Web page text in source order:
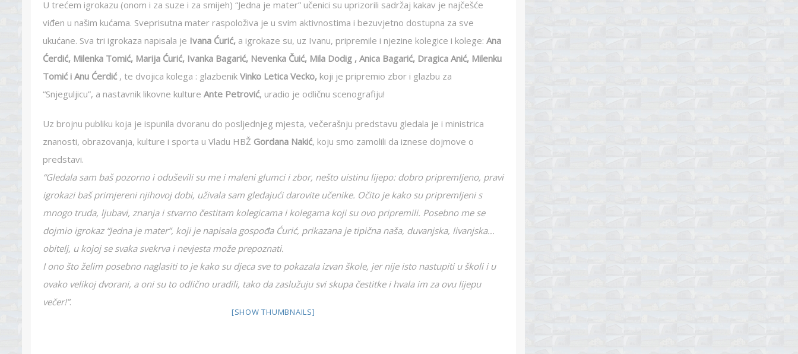
U trećem igrokazu (onom i za suze i za smijeh) “Jedna je mater” učenici su uprizorili sadržaj kakav je najčešće
viđen u našim kućama. Sveprisutna mater raspoloživa je u svim aktivnostima i bezuvjetno dostupna za sve
ukućane. Sva tri igrokaza napisala je Ivana Ćurić, a igrokaze su, uz Ivanu, pripremile i njezine kolegice i kolege: Ana
Ćerdić, Milenka Tomić, Marija Ćurić, Ivanka Bagarić, Nevenka Čuić, Mila Dodig , Anica Bagarić, Dragica Anić, Milenku
Tomić i Anu Ćerdić , te dvojica kolega : glazbenik Vinko Letica Vecko, koji je pripremio zbor i glazbu za
“Snjeguljicu”, a nastavnik likovne kulture Ante Petrović, uradio je odličnu scenografiju!
Uz brojnu publiku koja je ispunila dvoranu do posljednjeg mjesta, večerašnju predstavu gledala je i ministrica
znanosti, obrazovanja, kulture i sporta u Vladu HBŽ Gordana Nakić, koju smo zamolili da iznese dojmove o
predstavi.
“Gledala sam baš pozorno i oduševili su me i maleni glumci i zbor, nešto uistinu lijepo: dobro pripremljeno, pravi
igrokazi baš primjereni njihovoj dobi, uživala sam gledajući darovite učenike. Očito je kako su pripremljeni s
mnogo truda, ljubavi, znanja i stvarno čestitam kolegicama i kolegama koji su ovo pripremili. Posebno me se
dojmio igrokaz “Jedna je mater”, koji je napisala gospođa Ćurić, prikazana je tipična naša, duvanjska, livanjska…
obitelj, u kojoj se svaka svekrva i nevjesta može prepoznati.
I ono što želim posebno naglasiti to je kako su djeca sve to pokazala izvan škole, jer nije isto nastupiti u školi i u
ovako velikoj dvorani, a oni su to odlično uradili, tako da zaslužuju svi skupa čestitke i hvala im za ovu lijepu
večer!”.
[SHOW THUMBNAILS]